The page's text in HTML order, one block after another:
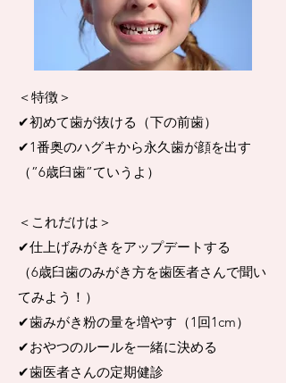
＜特徴＞
✔︎初めて歯が抜ける（下の前歯）
✔︎1番奥のハグキから永久歯が顔を出す
（”6歳臼歯”ていうよ）
＜これだけは＞
✔︎仕上げみがきをアップデートする
（6歳臼歯のみがき方を歯医者さんで聞い
てみよう！）
✔︎歯みがき粉の量を増やす（1回1cm）
✔︎おやつのルールを一緒に決める
✔︎歯医者さんの定期健診